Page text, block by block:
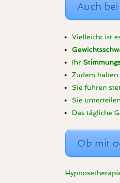
Auch
Vielleicht ist
Ihr
Zudem
Sie führen
Sie
Das tägliche
Ob mit